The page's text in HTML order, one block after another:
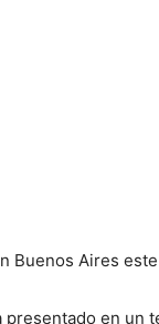
Buenos Aires
presentado en